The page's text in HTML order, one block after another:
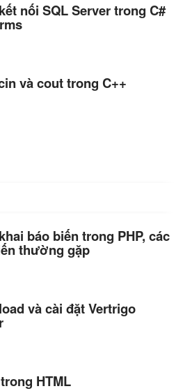
nối SQL Server trong C#
và cout trong C++
báo biến trong PHP, các
thường gặp
và cài đặt Vertrigo
HTML